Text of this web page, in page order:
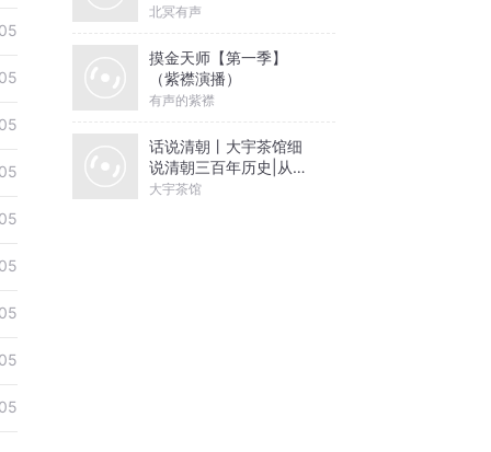
北冥有声
摸金天师【第一季】
（紫襟演播）
有声的紫襟
话说清朝丨大宇茶馆细
说清朝三百年历史|从努
尔哈赤到末代皇帝溥仪|
大宇茶馆